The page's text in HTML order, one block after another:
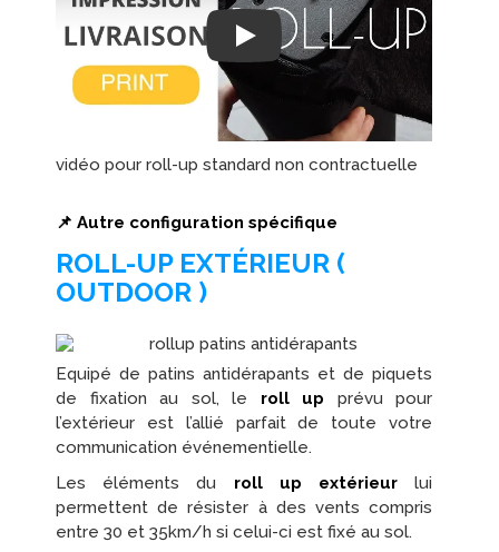
Play
vidéo pour roll-up standard non contractuelle
📌 Autre configuration spécifique
ROLL-UP EXTÉRIEUR (
OUTDOOR )
Equipé de patins antidérapants et de piquets
de fixation au sol, le roll up prévu pour
l’extérieur est l’allié parfait de toute votre
communication événementielle.
Les éléments du roll up extérieurlui
permettent de résister à des vents compris
entre 30 et 35km/h si celui-ci est fixé au sol.